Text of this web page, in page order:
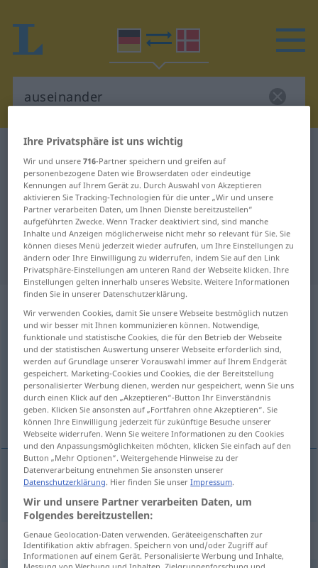
Deutsch-Dänisch Wörterbuch
Deutsch-Dänisch Übersetzung für
"auseinander"
"auseinander" Dänisch
Übersetzung
„auseinander“
auseinander
Übersicht aller Übersetzungen
(Für mehr Details die Übersetzung anklicken/antippen)
fra hinanden
frahinanden auseinander
Synonyme für "auseinander"
Ihre Privatsphäre ist uns wichtig
Wir und unsere716-Partner speichern und greifen auf
personenbezogene Daten wie Browserdaten oder eindeutige
Kennungen auf Ihrem Gerät zu. Durch Auswahl von Akzeptieren
aktivieren Sie Tracking-Technologien für die unter „Wir und unsere
Partner verarbeiten Daten, um Ihnen Dienste bereitzustellen“
aufgeführten Zwecke. Wenn Tracker deaktiviert sind, sind manche
Inhalte und Anzeigen möglicherweise nicht mehr so relevant für Sie. Sie
können dieses Menü jederzeit wieder aufrufen, um Ihre Einstellungen zu
ändern oder Ihre Einwilligung zu widerrufen, indem Sie auf den Link
Privatsphäre-Einstellungen am unteren Rand der Webseite klicken. Ihre
Einstellungen gelten innerhalb unseres Website. Weitere Informationen
finden Sie in unserer Datenschutzerklärung.
Wir verwenden Cookies, damit Sie unsere Webseite bestmöglich nutzen
und wir besser mit Ihnen kommunizieren können. Notwendige,
funktionale und statistische Cookies, die für den Betrieb der Webseite
und der statistischen Auswertung unserer Webseite erforderlich sind,
werden auf Grundlage unserer Vorauswahl immer auf Ihrem Endgerät
gespeichert. Marketing-Cookies und Cookies, die der Bereitstellung
personalisierter Werbung dienen, werden nur gespeichert, wenn Sie uns
durch einen Klick auf den „Akzeptieren“-Button Ihr Einverständnis
geben. Klicken Sie ansonsten auf „Fortfahren ohne Akzeptieren“. Sie
können Ihre Einwilligung jederzeit für zukünftige Besuche unserer
Webseite widerrufen. Wenn Sie weitere Informationen zu den Cookies
und den Anpassungsmöglichkeiten möchten, klicken Sie einfach auf den
Button „Mehr Optionen“. Weitergehende Hinweise zu der
Datenverarbeitung entnehmen Sie ansonsten unserer
Datenschutzerklärung. Hier finden Sie unserImpressum.
Wir und unsere Partner verarbeiten Daten, um
Folgendes bereitzustellen:
Genaue Geolocation-Daten verwenden. Geräteeigenschaften zur
Identifikation aktiv abfragen. Speichern von und/oder Zugriff auf
Informationen auf einem Gerät. Personalisierte Werbung und Inhalte,